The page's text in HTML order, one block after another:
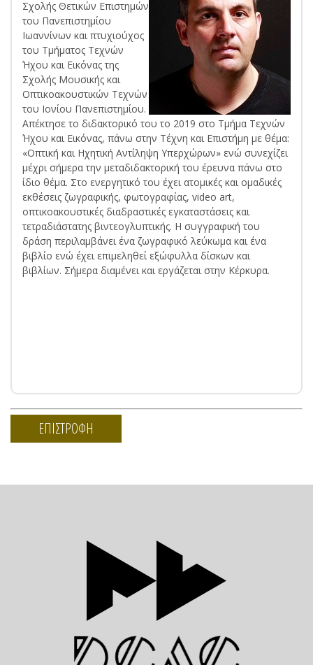
Σχολής Θετικών Επιστημών
του Πανεπιστημίου
Ιωαννίνων και πτυχιούχος
του Τμήματος Τεχνών
Ήχου και Εικόνας της
Σχολής Μουσικής και
Οπτικοακουστικών Τεχνών
του Ιονίου Πανεπιστημίου.
Απέκτησε το διδακτορικό του το 2019 στο Τμήμα Τεχνών
Ήχου και Εικόνας, πάνω στην Τέχνη και Επιστήμη με θέμα:
«Οπτική και Ηχητική Αντίληψη Υπερχώρων» ενώ συνεχίζει
μέχρι σήμερα την μεταδιδακτορική του έρευνα πάνω στο
ίδιο θέμα. Στο ενεργητικό του έχει ατομικές και ομαδικές
εκθέσεις ζωγραφικής, φωτογραφίας, video art,
οπτικοακουστικές διαδραστικές εγκαταστάσεις και
τετραδιάστατης βιντεογλυπτικής. Η συγγραφική του
δράση περιλαμβάνει ένα ζωγραφικό λεύκωμα και ένα
βιβλίο ενώ έχει επιμεληθεί εξώφυλλα δίσκων και
βιβλίων. Σήμερα διαμένει και εργάζεται στην Κέρκυρα.
ΕΠΙΣΤΡΟΦΗ